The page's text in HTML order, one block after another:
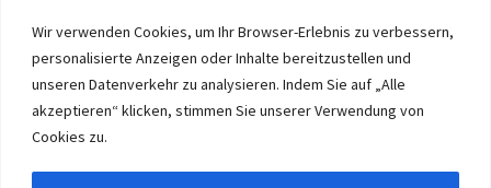
Wir verwenden Cookies, um Ihr Browser-Erlebnis zu verbessern,
personalisierte Anzeigen oder Inhalte bereitzustellen und
unseren Datenverkehr zu analysieren. Indem Sie auf „Alle
akzeptieren“ klicken, stimmen Sie unserer Verwendung von
Cookies zu.
© 2026 Eruon Trade UG, Germany, member of the ERUON